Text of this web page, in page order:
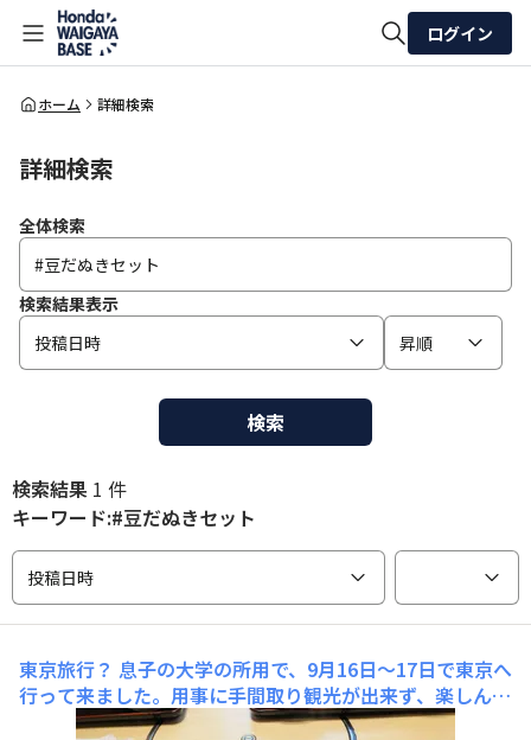
全体検索
ログイン
ホーム 詳細検索
詳細検索
全体検索
検索結果表示
投稿日時
昇順
検索
検索結果 1 件
キーワード:#豆だぬきセット
投稿日時
東京旅行？ 息子の大学の所用で、9月16日～17日で東京へ
行って来ました。用事に手間取り観光が出来ず、楽しんだ
のは食事のみ(>.<)リーズナブルで美味しかったです(*^^